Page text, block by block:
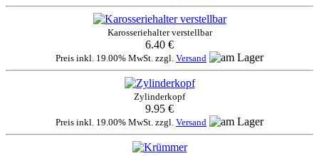
Karosseriehalter verstellbar
6.40 €
Preis inkl. 19.00% MwSt. zzgl. Versand
Zylinderkopf
9.95 €
Preis inkl. 19.00% MwSt. zzgl. Versand